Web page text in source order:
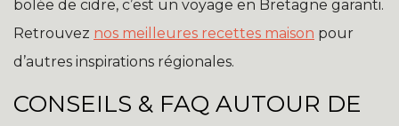
bolée de cidre, c’est un voyage en Bretagne garanti.
Retrouvez nos meilleures recettes maison pour
d’autres inspirations régionales.
CONSEILS & FAQ AUTOUR DE